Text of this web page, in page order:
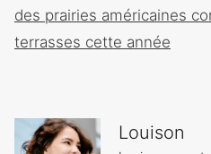
des prairies américaines
terrasses cette année
Louison